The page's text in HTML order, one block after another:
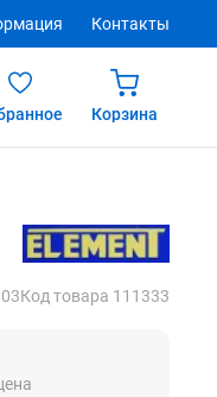
Контакты
Корзина
Код товара 111333